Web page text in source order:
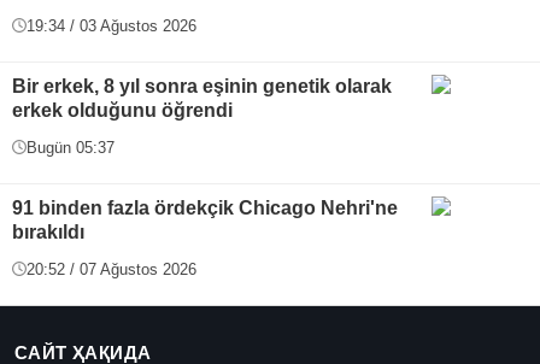
19:34 / 03 Ağustos 2026
Bir erkek, 8 yıl sonra eşinin genetik olarak
erkek olduğunu öğrendi
Bugün 05:37
91 binden fazla ördekçik Chicago Nehri'ne
bırakıldı
20:52 / 07 Ağustos 2026
САЙТ ҲАҚИДА